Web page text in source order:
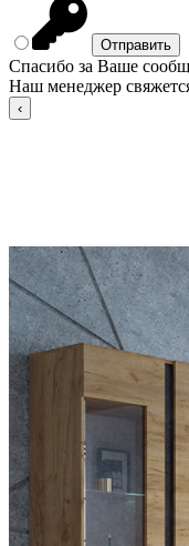
Спасибо за Ваше
Наш менеджер